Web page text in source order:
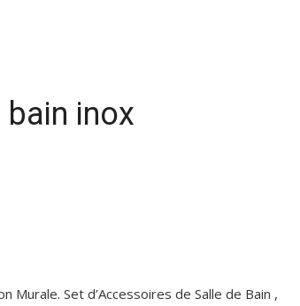
inox
Murale. Set d’Accessoires de Salle de Bain ,